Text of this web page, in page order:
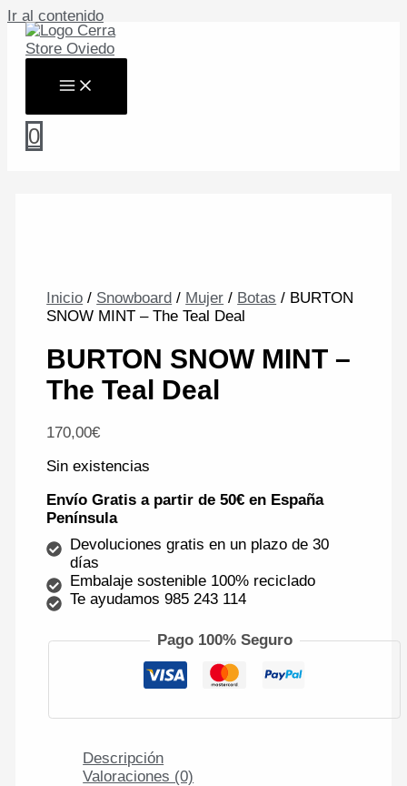
Ir al contenido
0
Inicio / Snowboard / Mujer / Botas / BURTON
SNOW MINT – The Teal Deal
BURTON SNOW MINT –
The Teal Deal
170,00€
Sin existencias
Envío Gratis a partir de 50€ en España
Península
Devoluciones gratis en un plazo de 30
días
Embalaje sostenible 100% reciclado
Te ayudamos 985 243 114
Pago 100% Seguro
Descripción
Valoraciones (0)